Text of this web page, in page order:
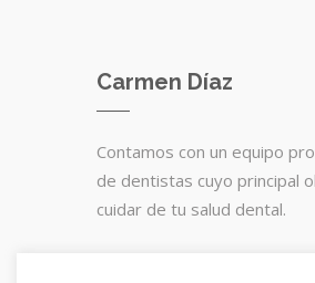
Carmen Díaz
Contamos con un equipo
de dentistas cuyo principal
cuidar de tu salud dental.